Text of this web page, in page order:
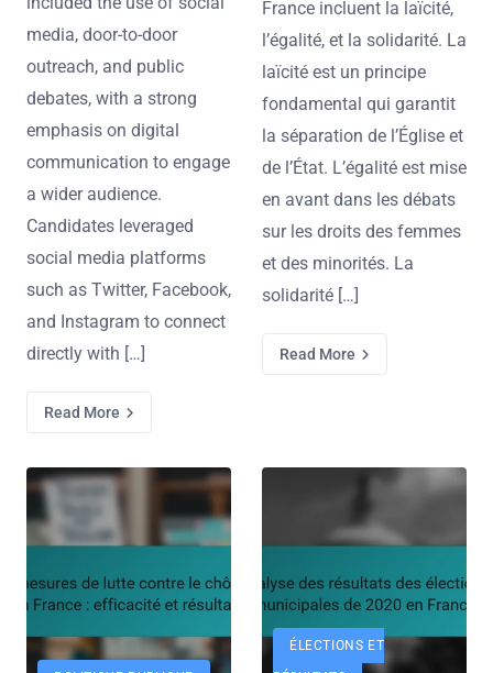
media, door-to-door
outreach, and public
debates, with a strong
emphasis on digital
communication to engage
a wider audience.
Candidates leveraged
social media platforms
such as Twitter, Facebook,
and Instagram to connect
directly with […]
Read More
France incluent la laïcité,
l’égalité, et la solidarité. La
laïcité est un principe
fondamental qui garantit
la séparation de l’Église et
de l’État. L’égalité est mise
en avant dans les débats
sur les droits des femmes
et des minorités. La
solidarité […]
Read More
ÉLECTIONS ET